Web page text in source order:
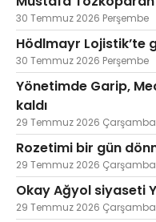
30 Temmuz 2026 Perşembe
Hödlmayr Lojistik’te
30 Temmuz 2026 Perşembe
Yönetimde Garip,
kaldı
29 Temmuz 2026 Çarşamba
Rozetimi bir gün
29 Temmuz 2026 Çarşamba
Okay Ağyol siyaseti
29 Temmuz 2026 Çarşamba